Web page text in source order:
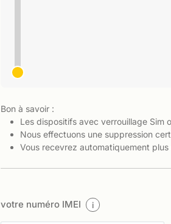
Bon à savoir :
Les dispositifs avec verrouillage Sim
Nous effectuons une suppression
Vous recevrez automatiquement
votre numéro IMEI i